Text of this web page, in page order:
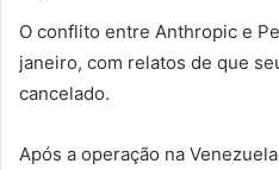
O conflito entre Anthropic e
janeiro, com relatos de que
cancelado.
Após a operação na